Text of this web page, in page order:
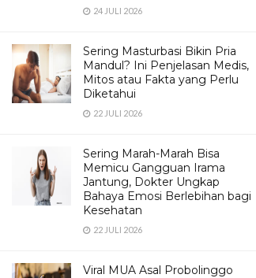
24 JULI 2026
Sering Masturbasi Bikin Pria
Mandul? Ini Penjelasan Medis,
Mitos atau Fakta yang Perlu
Diketahui
22 JULI 2026
Sering Marah-Marah Bisa
Memicu Gangguan Irama
Jantung, Dokter Ungkap
Bahaya Emosi Berlebihan bagi
Kesehatan
22 JULI 2026
Viral MUA Asal Probolinggo